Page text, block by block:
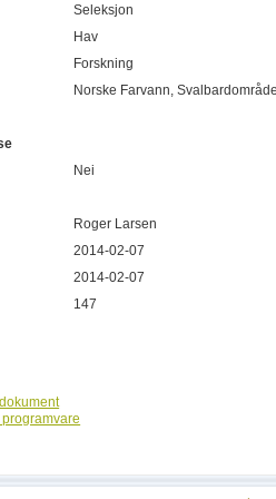
Seleksjon
Hav
Forskning
Norske Farvann,
Nei
Roger Larsen
2014-02-07
2014-02-07
147